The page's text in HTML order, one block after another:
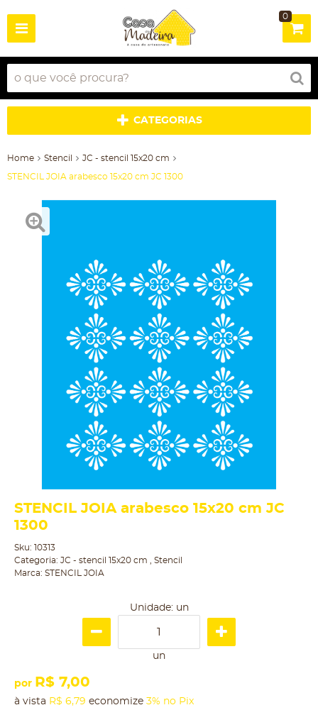
0
CATEGORIAS
Home Stencil JC - stencil 15x20 cm
STENCIL JOIA arabesco 15x20 cm JC 1300
STENCIL JOIA arabesco 15x20 cm JC
1300
Sku: 10313
Categoria: JC - stencil 15x20 cm
Stencil
Marca: STENCIL JOIA
Unidade: un
un
por R$ 7,00
à vista R$ 6,79 economize 3% no Pix